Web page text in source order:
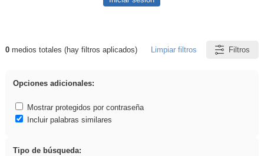
Resultados de: Eventos
0medios totales (hay filtros aplicados) Limpiar filtros Filtros
Opciones adicionales:
Mostrar protegidos por contraseña
Incluir palabras similares
Tipo de búsqueda: